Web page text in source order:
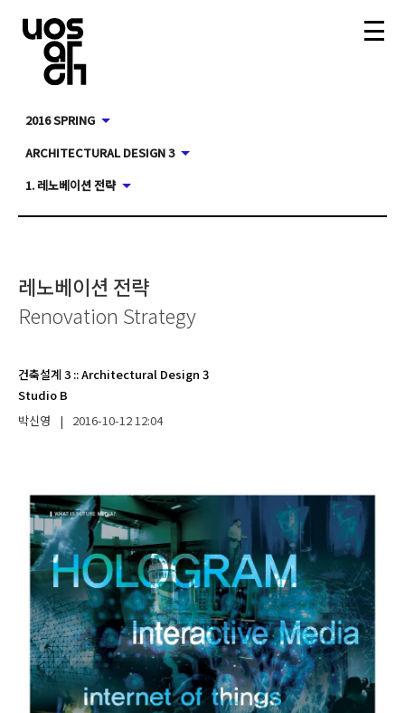
2016 SPRING
ARCHITECTURAL DESIGN 3
1. 레노베이션 전략
레노베이션 전략
Renovation Strategy
건축설계 3 ::Architectural Design 3
Studio B
박신영
| 2016-10-1212:04